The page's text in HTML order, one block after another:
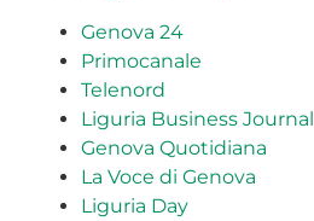
Genova 24
Primocanale
Telenord
Liguria Business Journal
Genova Quotidiana
La Voce di Genova
Liguria Day